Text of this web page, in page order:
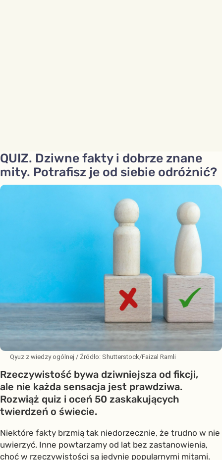
QUIZ. Dziwne fakty i dobrze znane
mity. Potrafisz je od siebie odróżnić?
Qyuz z wiedzy ogólnej / Źródło: Shutterstock/Faizal Ramli
Rzeczywistość bywa dziwniejsza od fikcji,
ale nie każda sensacja jest prawdziwa.
Rozwiąż quiz i oceń 50 zaskakujących
twierdzeń o świecie.
Niektóre fakty brzmią tak niedorzecznie, że trudno w nie
uwierzyć. Inne powtarzamy od lat bez zastanowienia,
choć w rzeczywistości są jedynie popularnymi mitami.